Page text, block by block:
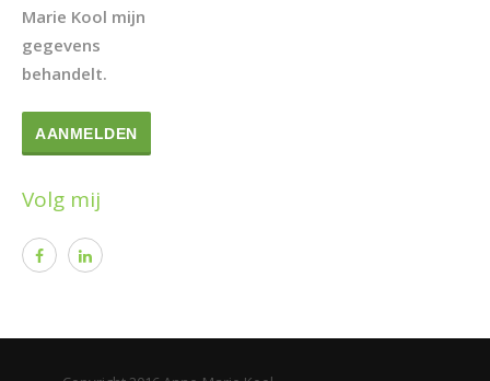
Marie Kool mijn
gegevens
behandelt.
AANMELDEN
Volg mij